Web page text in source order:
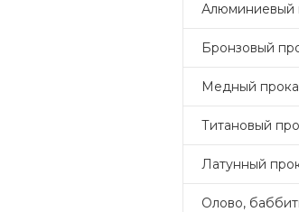
Алюминиевый
Бронзовый
Медный
Титановый
Латунный
Олово,